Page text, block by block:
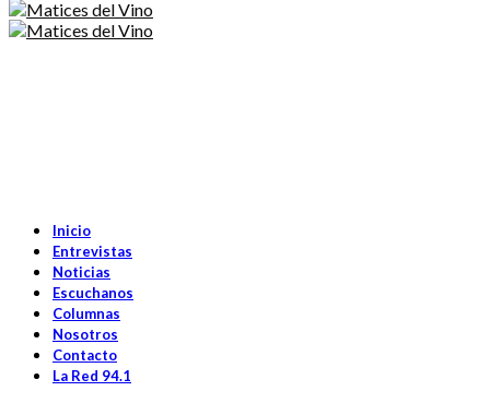
Inicio
Entrevistas
Noticias
Escuchanos
Columnas
Nosotros
Contacto
La Red 94.1